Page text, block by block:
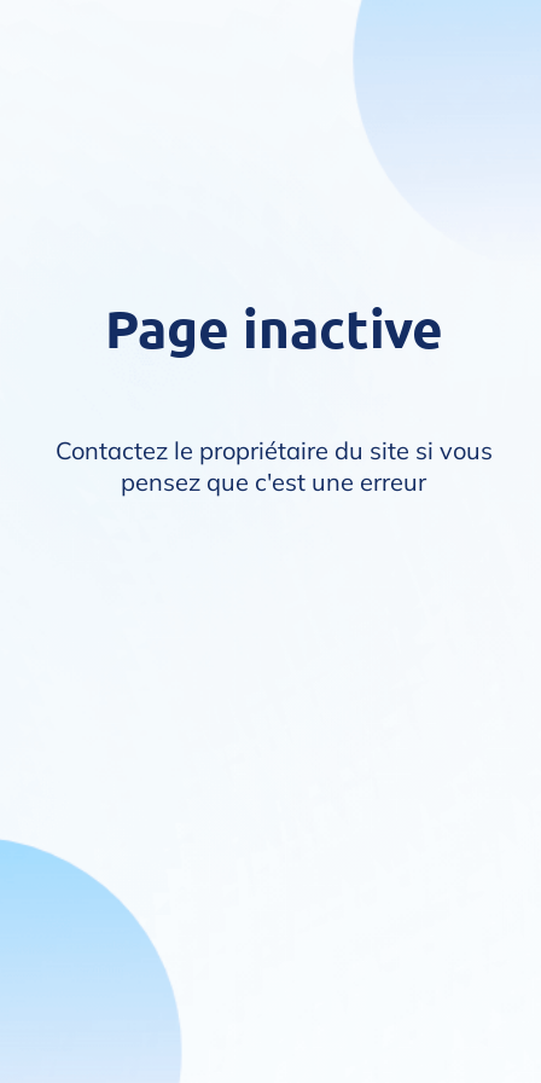
Page inactive
Contactez le propriétaire du site si vous
pensez que c'est une erreur